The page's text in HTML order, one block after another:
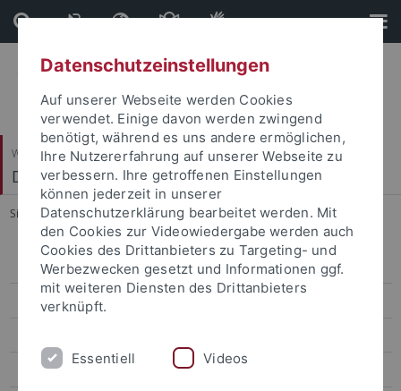
Direkt
zum
Inhalt
Direkt
zur
Fußleiste
Wirtschafts- und Sozialwissenschaftliche Fakultät
Department of Finance
Sie sind hier: Startseite ... B302 Bachelorarbeit in Finance
B300 Kapitalmarktprodukte
B400 Advanced Corporate Finance
B404A Modern Issues in Finance: Foundations of Asset Management
Datenschutzeinstellungen
Auf unserer Webseite werden Cookies
verwendet. Einige davon werden zwingend
benötigt, während es uns andere ermöglichen,
Ihre Nutzererfahrung auf unserer Webseite zu
verbessern. Ihre getroffenen Einstellungen
können jederzeit in unserer
Datenschutzerklärung bearbeitet werden. Mit
den Cookies zur Videowiedergabe werden auch
Cookies des Drittanbieters zu Targeting- und
Werbezwecken gesetzt und Informationen ggf.
mit weiteren Diensten des Drittanbieters
verknüpft.
Essentiell Videos